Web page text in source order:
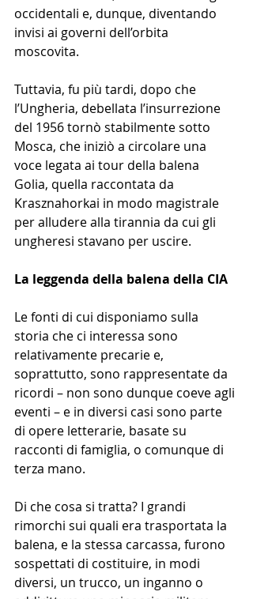
occidentali e, dunque, diventando
invisi ai governi dell’orbita
moscovita.
Tuttavia, fu più tardi, dopo che
l’Ungheria, debellata l’insurrezione
del 1956 tornò stabilmente sotto
Mosca, che iniziò a circolare una
voce legata ai tour della balena
Golia, quella raccontata da
Krasznahorkai in modo magistrale
per alludere alla tirannia da cui gli
ungheresi stavano per uscire.
La leggenda della balena della CIA
Le fonti di cui disponiamo sulla
storia che ci interessa sono
relativamente precarie e,
soprattutto, sono rappresentate da
ricordi – non sono dunque coeve agli
eventi – e in diversi casi sono parte
di opere letterarie, basate su
racconti di famiglia, o comunque di
terza mano.
Di che cosa si tratta? I grandi
rimorchi sui quali era trasportata la
balena, e la stessa carcassa, furono
sospettati di costituire, in modi
diversi, un trucco, un inganno o